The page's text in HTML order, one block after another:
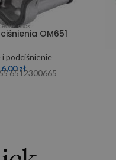
OM651
i podciśnienie
zł
6512300665